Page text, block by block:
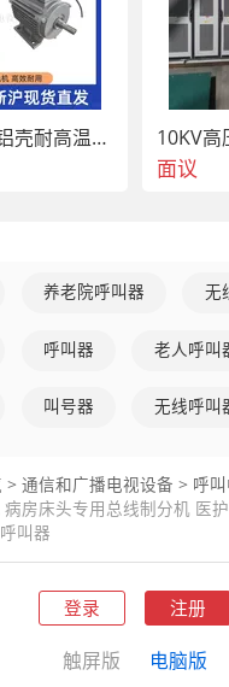
供应0.37kw铝壳耐高温电机, 烘烤专用高温电机
面议
养老院呼叫器 无
呼叫器 老人呼叫
叫号器 无线呼叫
> 通信和广播电视设备 > 呼
房床头专用总线制分机 医
叫器
登录 注册
触屏版 电脑版